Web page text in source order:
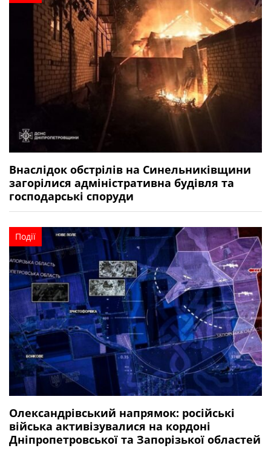
Внаслідок обстрілів на Синельниківщини
загорілися адміністративна будівля та
господарські споруди
Події
Олександрівський напрямок: російські
війська активізувалися на кордоні
Дніпропетровської та Запорізької областей